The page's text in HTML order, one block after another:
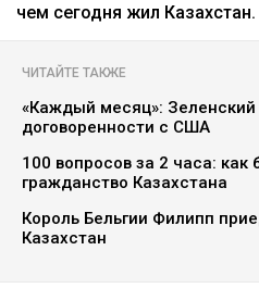
чем сегодня жил Казахстан.
ЧИТАЙТЕ ТАКЖЕ
«Каждый месяц»: Зеленский
договоренности с США
100 вопросов за 2 часа: как
гражданство Казахстана
Король Бельгии Филипп
Казахстан